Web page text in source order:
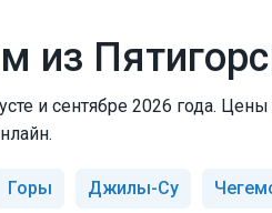
из
и сентябре 2026 года.
Горы Джилы-Су